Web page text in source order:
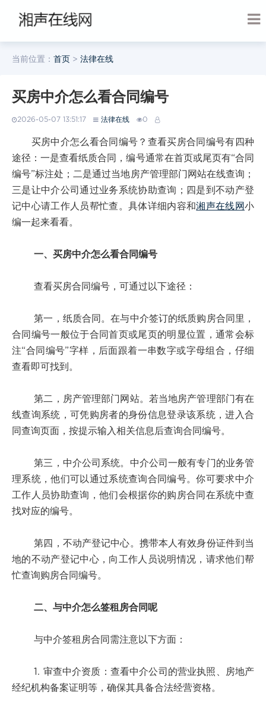
当前位置： 首页 > 法律在线
买房中介怎么看合同编号
2026-05-07 13:51:17 法律在线 0
买房中介怎么看合同编号？查看买房合同编号有四种
途径：一是查看纸质合同，编号通常在首页或尾页有“合同
编号”标注处；二是通过当地房产管理部门网站在线查询；
三是让中介公司通过业务系统协助查询；四是到不动产登
记中心请工作人员帮忙查。具体详细内容和湘声在线网小
编一起来看看。
一、买房中介怎么看合同编号
查看买房合同编号，可通过以下途径：
第一，纸质合同。在与中介签订的纸质购房合同里，
合同编号一般位于合同首页或尾页的明显位置，通常会标
注“合同编号”字样，后面跟着一串数字或字母组合，仔细
查看即可找到。
第二，房产管理部门网站。若当地房产管理部门有在
线查询系统，可凭购房者的身份信息登录该系统，进入合
同查询页面，按提示输入相关信息后查询合同编号。
第三，中介公司系统。中介公司一般有专门的业务管
理系统，他们可以通过系统查询合同编号。你可要求中介
工作人员协助查询，他们会根据你的购房合同在系统中查
找对应的编号。
第四，不动产登记中心。携带本人有效身份证件到当
地的不动产登记中心，向工作人员说明情况，请求他们帮
忙查询购房合同编号。
二、与中介怎么签租房合同呢
与中介签租房合同需注意以下方面：
1. 审查中介资质：查看中介公司的营业执照、房地产
经纪机构备案证明等，确保其具备合法经营资格。